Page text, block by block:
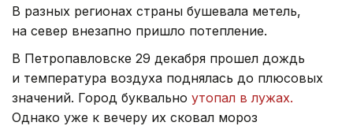
В разных регионах страны бушевала метель,
на север внезапно пришло потепление.
В Петропавловске 29 декабря прошел дождь
и температура воздуха поднялась до плюсовых
значений. Город буквально утопал в лужах.
Однако уже к вечеру их сковал мороз